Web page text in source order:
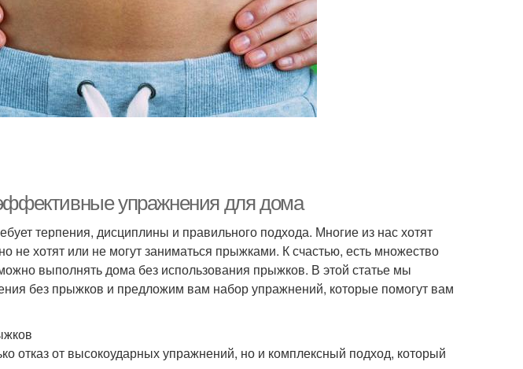
упражнения для дома
терпения, дисциплины и правильного подхода. Многие из нас хотят
не хотят или не могут заниматься прыжками. К счастью, есть множество
выполнять дома без использования прыжков. В этой статье мы
без прыжков и предложим вам набор упражнений, которые помогут вам
отказ от высокоударных упражнений, но и комплексный подход, который